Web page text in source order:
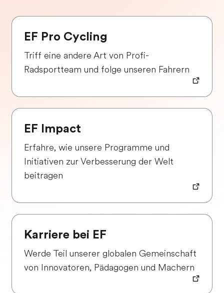
EF Pro Cycling
Triff eine andere Art von Profi-
Radsportteam und folge unseren Fahrern
EF Impact
Erfahre, wie unsere Programme und
Initiativen zur Verbesserung der Welt
beitragen
Karriere bei EF
Werde Teil unserer globalen Gemeinschaft
von Innovatoren, Pädagogen und Machern